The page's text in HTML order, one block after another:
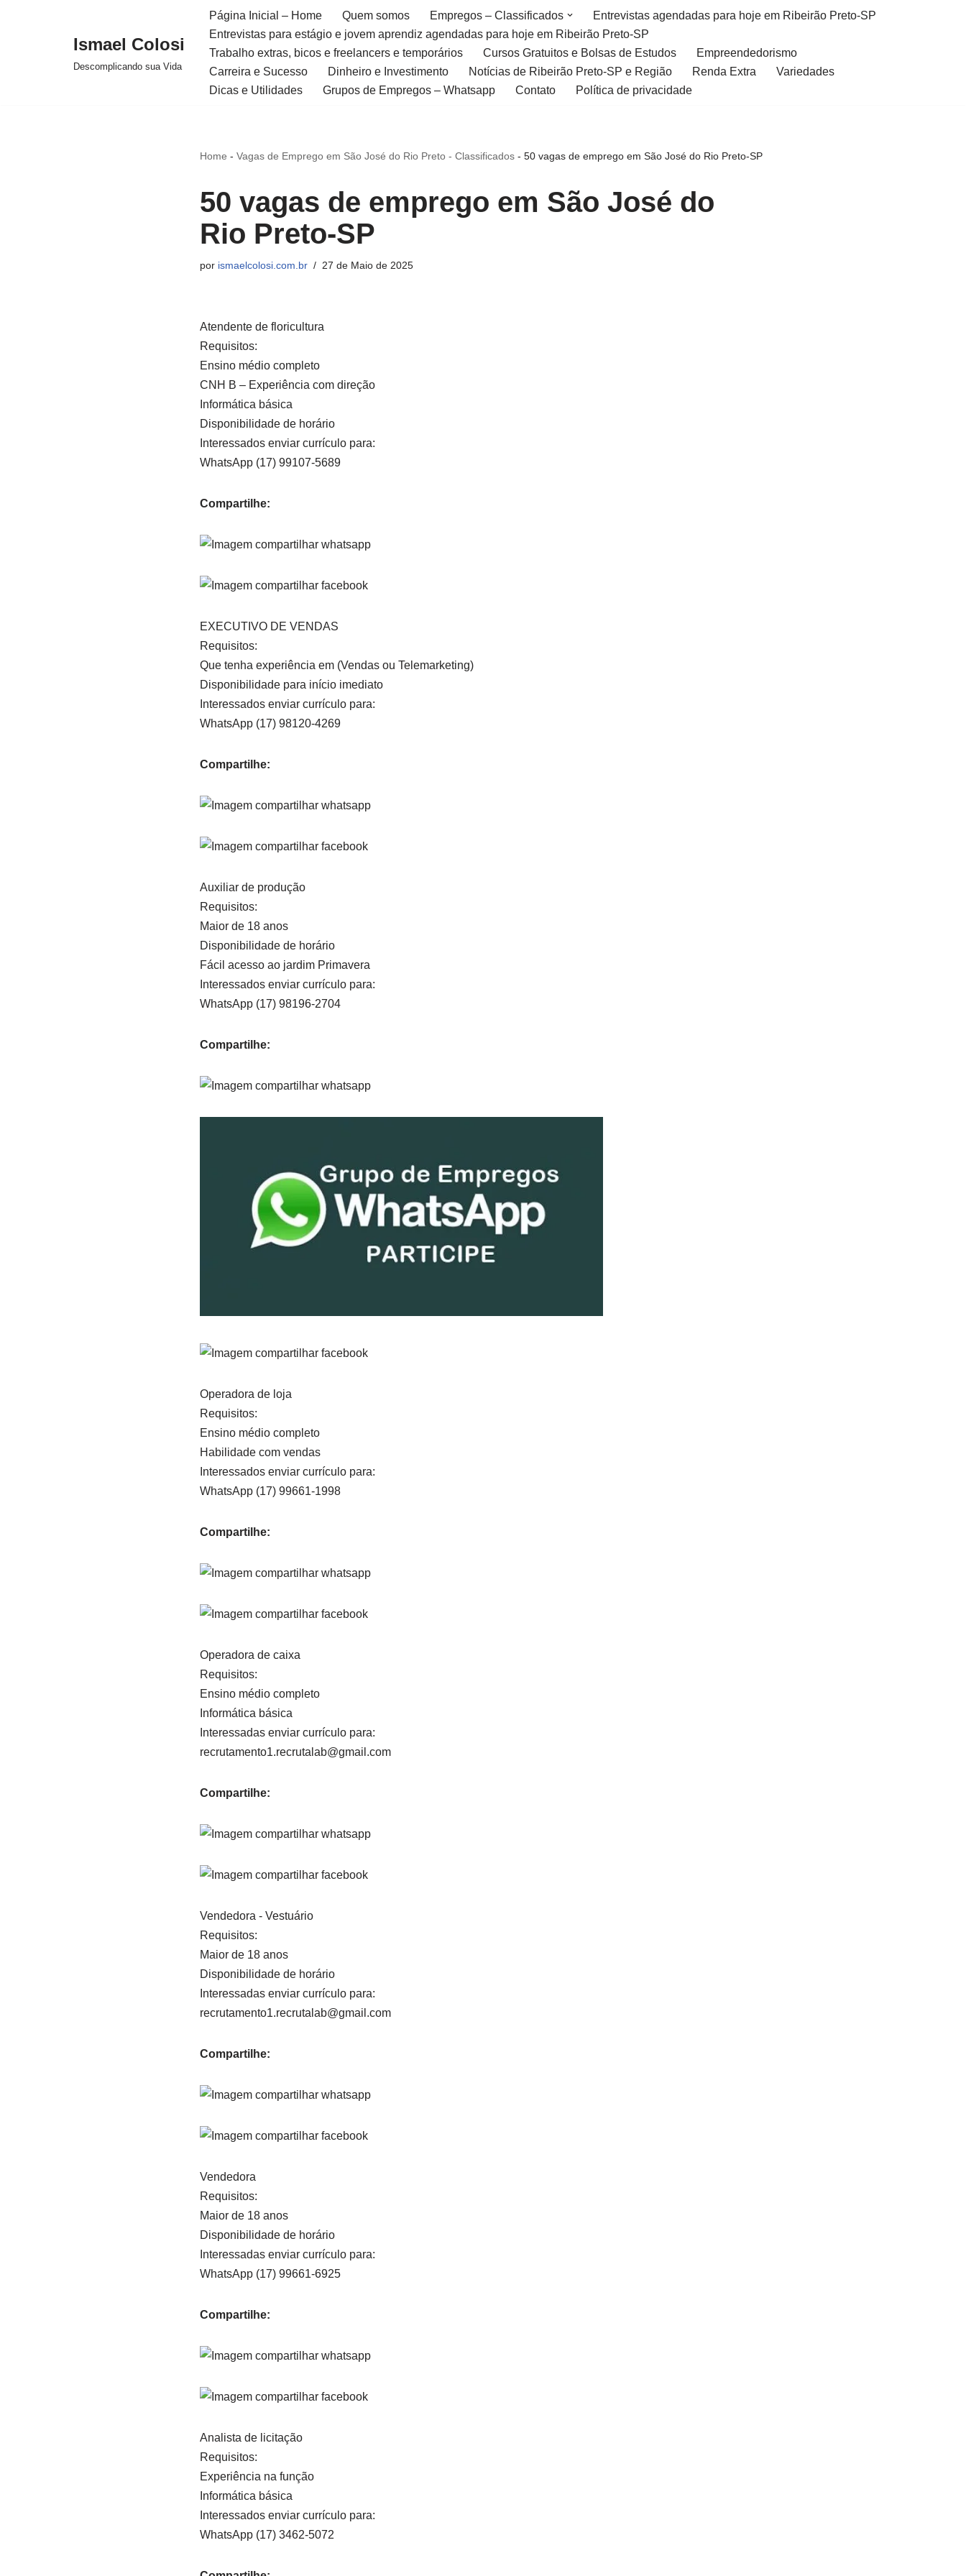
Ismael Colosi
Descomplicando sua Vida
Página Inicial – Home Quem somos Empregos – Classificados
Entrevistas agendadas para hoje em Ribeirão Preto-SP
Entrevistas para estágio e jovem aprendiz agendadas para hoje em Ribeirão Preto-SP
Trabalho extras, bicos e freelancers e temporários
Cursos Gratuitos e Bolsas de Estudos
Empreendedorismo
Carreira e Sucesso
Dinheiro e Investimento Notícias de Ribeirão Preto-SP e Região Renda Extra
Variedades
Dicas e Utilidades
Grupos de Empregos – Whatsapp Contato Política de privacidade
Home - Vagas de Emprego em São José do Rio Preto - Classificados- 50 vagas de emprego em São José do Rio Preto-SP
50 vagas de emprego em São José do
Rio Preto-SP
por ismaelcolosi.com.br 27 de Maio de 2025
Atendente de floricultura
Requisitos:
Ensino médio completo
CNH B – Experiência com direção
Informática básica
Disponibilidade de horário
Interessados enviar currículo para:
WhatsApp (17) 99107-5689
Compartilhe:
EXECUTIVO DE VENDAS
Requisitos:
Que tenha experiência em (Vendas ou Telemarketing)
Disponibilidade para início imediato
Interessados enviar currículo para:
WhatsApp (17) 98120-4269
Compartilhe:
Auxiliar de produção
Requisitos:
Maior de 18 anos
Disponibilidade de horário
Fácil acesso ao jardim Primavera
Interessados enviar currículo para:
WhatsApp (17) 98196-2704
Compartilhe:
Operadora de loja
Requisitos:
Ensino médio completo
Habilidade com vendas
Interessados enviar currículo para:
WhatsApp (17) 99661-1998
Compartilhe:
Operadora de caixa
Requisitos:
Ensino médio completo
Informática básica
Interessadas enviar currículo para:
recrutamento1.recrutalab@gmail.com
Compartilhe:
Vendedora - Vestuário
Requisitos:
Maior de 18 anos
Disponibilidade de horário
Interessadas enviar currículo para:
recrutamento1.recrutalab@gmail.com
Compartilhe:
Vendedora
Requisitos:
Maior de 18 anos
Disponibilidade de horário
Interessadas enviar currículo para:
WhatsApp (17) 99661-6925
Compartilhe:
Analista de licitação
Requisitos:
Experiência na função
Informática básica
Interessados enviar currículo para:
WhatsApp (17) 3462-5072